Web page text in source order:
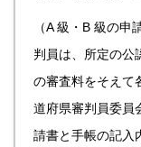
（A 級・B 級の申
判員は、所定の公
の審査料をそえて
道府県審判員委員
請書と手帳の記入